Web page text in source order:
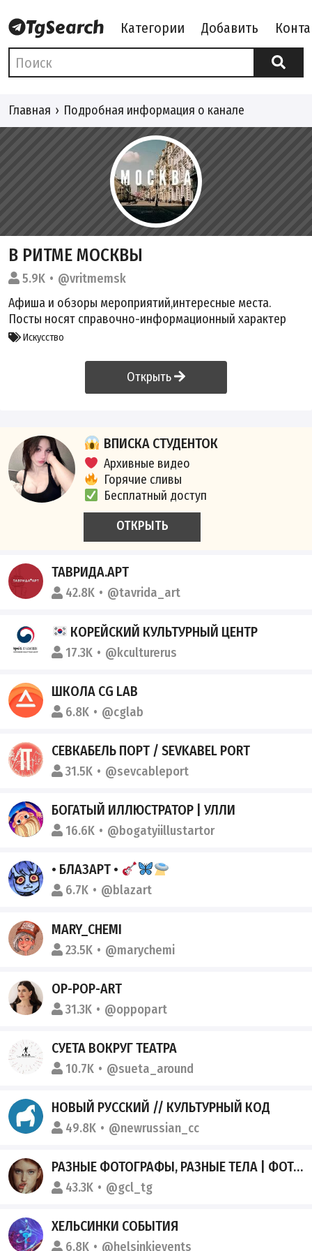
Категории Добавить
Главная Подробная информация о канале
В РИТМЕ МОСКВЫ
5.9K
@vritmemsk
Афиша и обзоры мероприятий,интересные места.
Посты носят справочно-информационный характер
Искусство
Открыть
ВПИСКА СТУДЕНТОК
Архивные видео
Горячие сливы
Бесплатный доступ
ОТКРЫТЬ
ТАВРИДА.АРТ
42.8K @tavrida_art
КОРЕЙСКИЙ КУЛЬТУРНЫЙ ЦЕНТР
17.3K @kculturerus
ШКОЛА CG LAB
6.8K @cglab
СЕВКАБЕЛЬ ПОРТ / SEVKABEL PORT
31.5K @sevcableport
БОГАТЫЙ ИЛЛЮСТРАТОР | УЛЛИ
16.6K @bogatyiillustartor
• БЛАЗАРТ •
6.7K @blazart
MARY_CHEMI
23.5K @marychemi
OP-POP-ART
31.3K @oppopart
СУЕТА ВОКРУГ ТЕАТРА
10.7K @sueta_around
НОВЫЙ РУССКИЙ // КУЛЬТУРНЫЙ КОД
49.8K @newrussian_cc
РАЗНЫЕ ФОТОГРАФЫ, РАЗНЫЕ ТЕЛА | ФОТОГРАФИЯ
43.3K @gcl_tg
ХЕЛЬСИНКИ СОБЫТИЯ
6.8K @helsinkievents